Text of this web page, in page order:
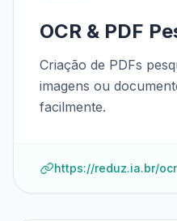
OCR & PDF
Criação de PDFs
imagens ou
facilmente.
https://reduz.ia.br/ocr